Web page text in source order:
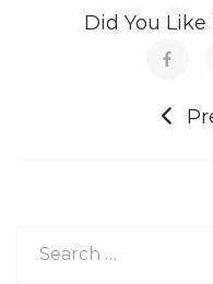
Did You Like